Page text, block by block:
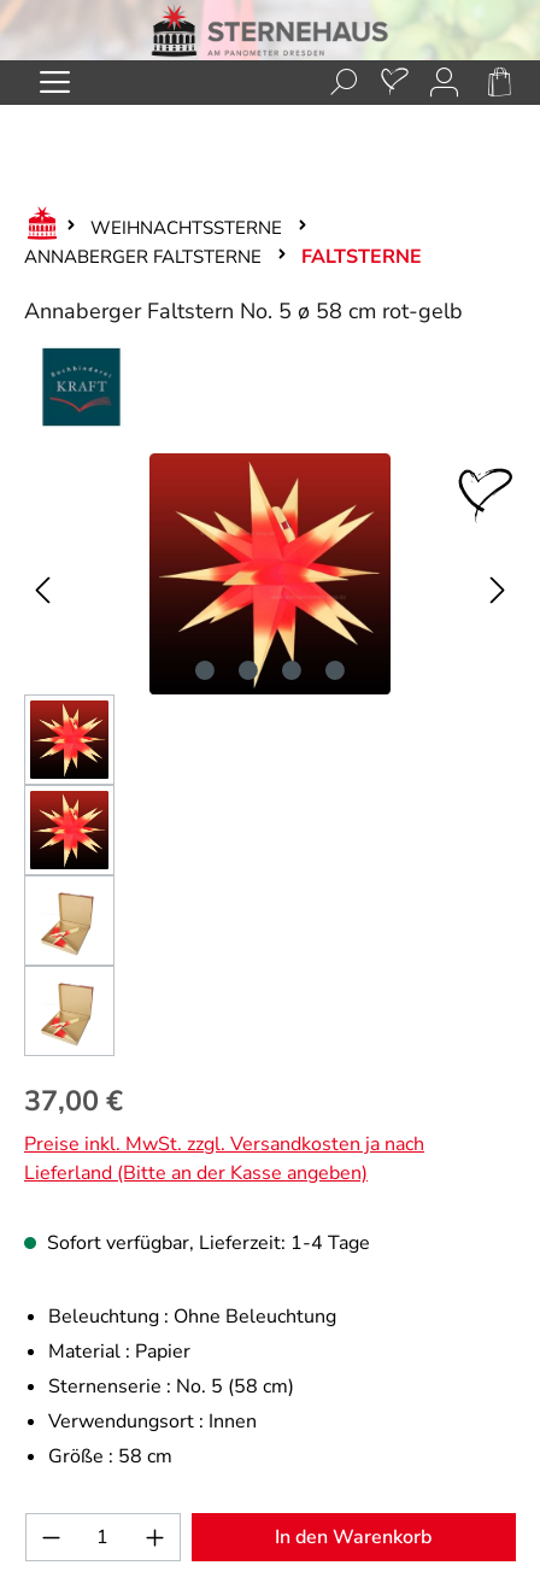
Zum Hauptinhalt springen
WEIHNACHTSSTERNE
ANNABERGER FALTSTERNE
FALTSTERNE
Annaberger Faltstern No. 5 ø 58 cm rot-gelb
Bildergalerie überspringen
Regulärer Preis:
37,00 €
Preise inkl. MwSt. zzgl. Versandkosten ja nach
Lieferland (Bitte an der Kasse angeben)
Sofort verfügbar, Lieferzeit: 1-4 Tage
Beleuchtung : Ohne Beleuchtung
Material : Papier
Sternenserie : No. 5 (58 cm)
Verwendungsort : Innen
Größe : 58 cm
Produkt Anzahl: Gib den gewünschten
In den Warenkorb